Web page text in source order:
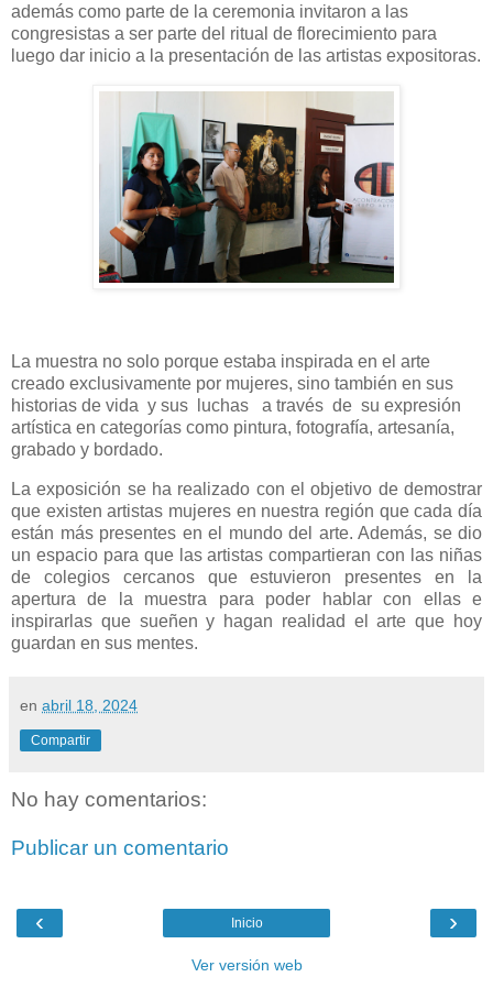
además como parte de la ceremonia invitaron a las
congresistas a ser parte del ritual de florecimiento para
luego dar inicio a la presentación de las artistas expositoras.
La muestra no solo porque estaba inspirada en el arte
creado exclusivamente por mujeres, sino también en sus
historias de vida y sus luchas
a través de su expresión
artística en categorías como pintura, fotografía, artesanía,
grabado y bordado.
La exposición se ha realizado con el objetivo de demostrar
que existen artistas mujeres en nuestra región que cada día
están más presentes en el mundo del arte. Además, se dio
un espacio para que las artistas compartieran con las niñas
de colegios cercanos que estuvieron presentes en la
apertura de la muestra para poder hablar con ellas e
inspirarlas que sueñen y hagan realidad el arte que hoy
guardan en sus mentes.
en abril 18, 2024
Compartir
No hay comentarios:
Publicar un comentario
‹ ›
Inicio
Ver versión web